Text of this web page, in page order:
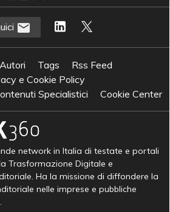
Autori Tags
Rss Feed
e Cookie Policy
Specialistici
Cookie Center
network in Italia di testate e portali
Trasformazione Digitale e
Ha la missione di diffondere la
nelle imprese e pubbliche